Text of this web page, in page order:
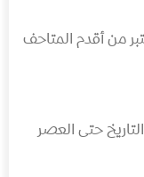
من أقدم المتاحف
حتى العصر